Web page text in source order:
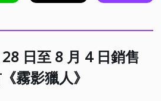
28 日至 8 月 4 日銷售
霧影獵人》